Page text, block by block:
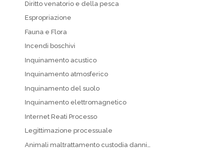
Diritto venatorio e della pesca
Espropriazione
Fauna e Flora
Incendi boschivi
Inquinamento acustico
Inquinamento atmosferico
Inquinamento del suolo
Inquinamento elettromagnetico
Internet Reati Processo
Legittimazione processuale
Animali maltrattamento custodia danni…